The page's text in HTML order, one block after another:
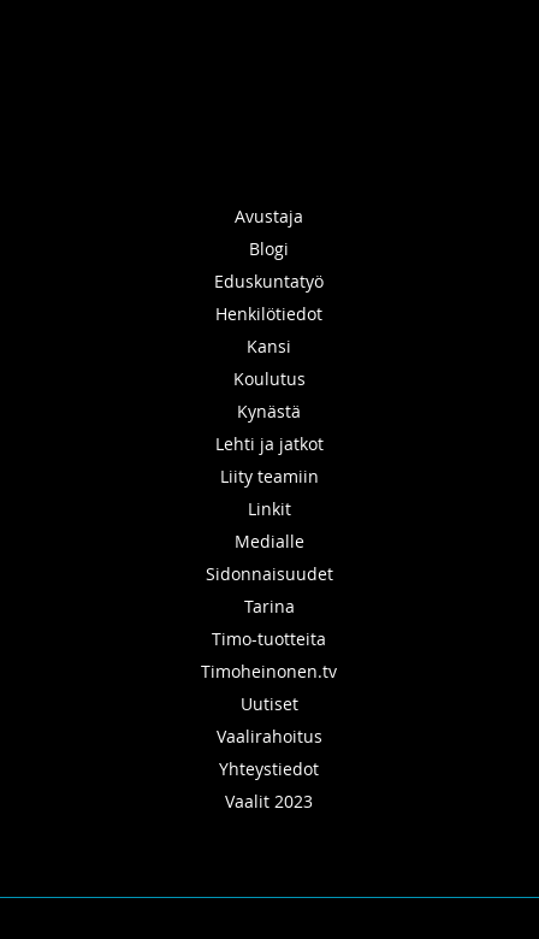
Avustaja
Blogi
Eduskuntatyö
Henkilötiedot
Kansi
Koulutus
Kynästä
Lehti ja jatkot
Liity teamiin
Linkit
Medialle
Sidonnaisuudet
Tarina
Timo-tuotteita
Timoheinonen.tv
Uutiset
Vaalirahoitus
Yhteystiedot
Vaalit 2023